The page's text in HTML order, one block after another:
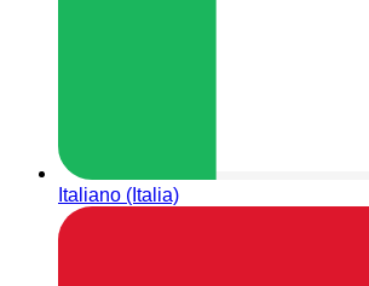
Italiano (Italia)